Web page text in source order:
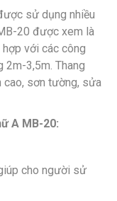
sử dụng nhiều
20 được xem là
với các công
2m-3,5m. Thang
sơn tường, sửa
A MB-20:
cho người sử